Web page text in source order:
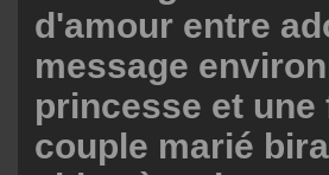
d'amour entre
message
princesse et
couple marié